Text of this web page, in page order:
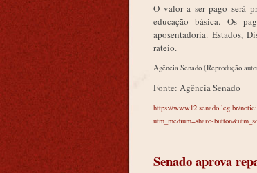
O valor a ser pago será
educação básica. Os
aposentadoria. Estados,
rateio.
Agência Senado (Reprodução
Fonte: Agência Senado
https://www12.senado.leg.br/
utm_medium=share-
Senado aprova